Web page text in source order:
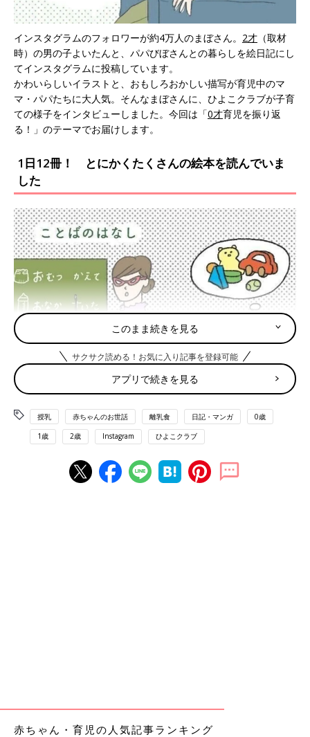
インスタグラムのフォロワーが約4万人のまぼさん。 2才 （取材
時）の男の子よいたんと、パパびぼさんとの暮らしを絵日記にし
てインスタグラムに投稿しています。
かわいらしいイラストと、おもしろおかしい描写が育児中のマ
マ・パパたちに大人気。そんなまぼさんに、ひよこクラブが子育
ての様子をインタビューしました。今回は「0才育児を振り返
る！」のテーマでお届けします。
1日12冊！ とにかくたくさんの絵本を読んでいま
した
このまま続きを見る
サクサク読める！お気に入り記事を登録可能
アプリで続きを見る
授乳 赤ちゃんのお世話 離乳食 日記・マンガ 0歳
1歳 2歳 Instagram ひよこクラブ
赤ちゃん・育児の人気記事ランキング